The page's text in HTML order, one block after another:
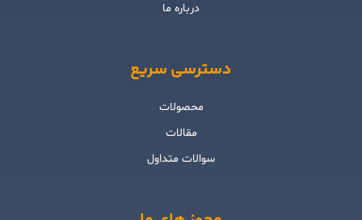
درباره ما
دسترسی سریع
محصولات
مقالات
سوالات متداول